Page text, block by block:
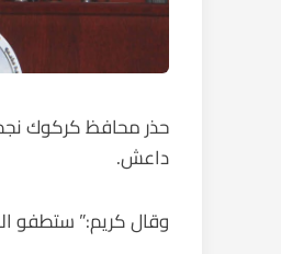
حذر محافظ كركوك نجم
داعش.
وقال كريم:” ستطفو